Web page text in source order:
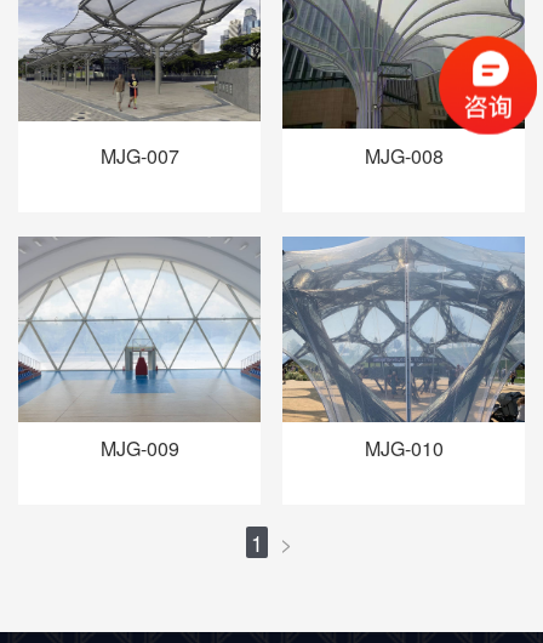
MJG-007 MJG-008
MJG-009 MJG-010
1 >